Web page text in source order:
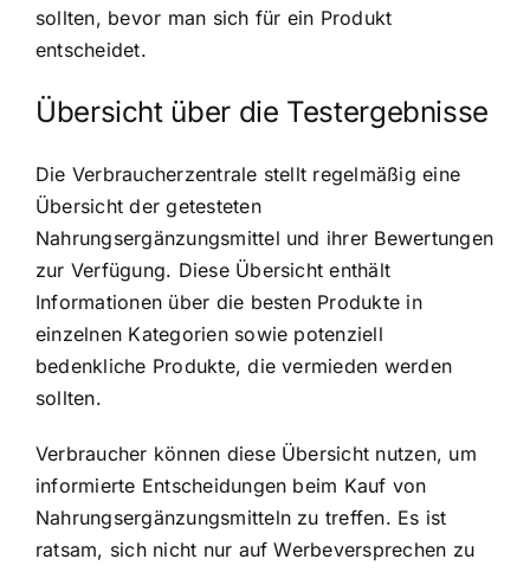
sollten, bevor man sich für ein Produkt
entscheidet.
Übersicht über die Testergebnisse
Die Verbraucherzentrale stellt regelmäßig eine
Übersicht der getesteten
Nahrungsergänzungsmittel und ihrer Bewertungen
zur Verfügung. Diese Übersicht enthält
Informationen über die besten Produkte in
einzelnen Kategorien sowie potenziell
bedenkliche Produkte, die vermieden werden
sollten.
Verbraucher können diese Übersicht nutzen, um
informierte Entscheidungen beim Kauf von
Nahrungsergänzungsmitteln zu treffen. Es ist
ratsam, sich nicht nur auf Werbeversprechen zu